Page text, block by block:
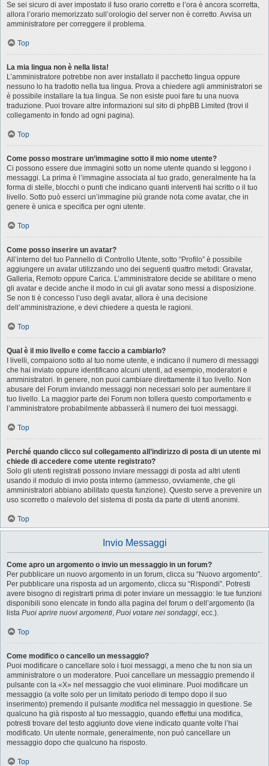
Se sei sicuro di aver impostato il fuso orario corretto e l’ora è ancora scorretta,
allora l’orario memorizzato sull’orologio del server non è corretto. Avvisa un
amministratore per correggere il problema.
Top
La mia lingua non è nella lista!
L’amministratore potrebbe non aver installato il pacchetto lingua oppure
nessuno lo ha tradotto nella tua lingua. Prova a chiedere agli amministratori se
è possibile installare la tua lingua. Se non esiste puoi fare tu una nuova
traduzione. Puoi trovare altre informazioni sul sito di phpBB Limited (trovi il
collegamento in fondo ad ogni pagina).
Top
Come posso mostrare un’immagine sotto il mio nome utente?
Ci possono essere due immagini sotto un nome utente quando si leggono i
messaggi. La prima è l’immagine associata al tuo grado, generalmente ha la
forma di stelle, blocchi o punti che indicano quanti interventi hai scritto o il tuo
livello. Sotto può esserci un’immagine più grande nota come avatar, che in
genere è unica e specifica per ogni utente.
Top
Come posso inserire un avatar?
All’interno del tuo Pannello di Controllo Utente, sotto “Profilo” è possibile
aggiungere un avatar utilizzando uno dei seguenti quattro metodi: Gravatar,
Galleria, Remoto oppure Carica. L’amministratore decide se abilitare o meno
gli avatar e decide anche il modo in cui gli avatar sono messi a disposizione.
Se non ti è concesso l’uso degli avatar, allora è una decisione
dell’amministrazione, e devi chiedere a questa le ragioni.
Top
Qual è il mio livello e come faccio a cambiarlo?
I livelli, compaiono sotto al tuo nome utente, e indicano il numero di messaggi
che hai inviato oppure identificano alcuni utenti, ad esempio, moderatori e
amministratori. In genere, non puoi cambiare direttamente il tuo livello. Non
abusare del Forum inviando messaggi non necessari solo per aumentare il
tuo livello. La maggior parte dei Forum non tollera questo comportamento e
l’amministratore probabilmente abbasserà il numero dei tuoi messaggi.
Top
Perché quando clicco sul collegamento all’indirizzo di posta di un utente mi
chiede di accedere come utente registrato?
Solo gli utenti registrati possono inviare messaggi di posta ad altri utenti
usando il modulo di invio posta interno (ammesso, ovviamente, che gli
amministratori abbiano abilitato questa funzione). Questo serve a prevenire un
uso scorretto o malevolo del sistema di posta da parte di utenti anonimi.
Top
Invio Messaggi
Come apro un argomento o invio un messaggio in un forum?
Per pubblicare un nuovo argomento in un forum, clicca su “Nuovo argomento”.
Per pubblicare una risposta ad un argomento, clicca su “Rispondi”. Potresti
avere bisogno di registrarti prima di poter inviare un messaggio: le tue funzioni
disponibili sono elencate in fondo alla pagina del forum o dell’argomento (la
lista Puoi aprire nuovi argomenti, Puoi votare nei sondaggi, ecc.).
Top
Come modifico o cancello un messaggio?
Puoi modificare o cancellare solo i tuoi messaggi, a meno che tu non sia un
amministratore o un moderatore. Puoi cancellare un messaggio premendo il
pulsante con la «X» nel messaggio che vuoi eliminare. Puoi modificare un
messaggio (a volte solo per un limitato periodo di tempo dopo il suo
inserimento) premendo il pulsante modifica nel messaggio in questione. Se
qualcuno ha già risposto al tuo messaggio, quando effettui una modifica,
potresti trovare del testo aggiunto dove viene indicato quante volte l’hai
modificato. Un utente normale, generalmente, non può cancellare un
messaggio dopo che qualcuno ha risposto.
Top